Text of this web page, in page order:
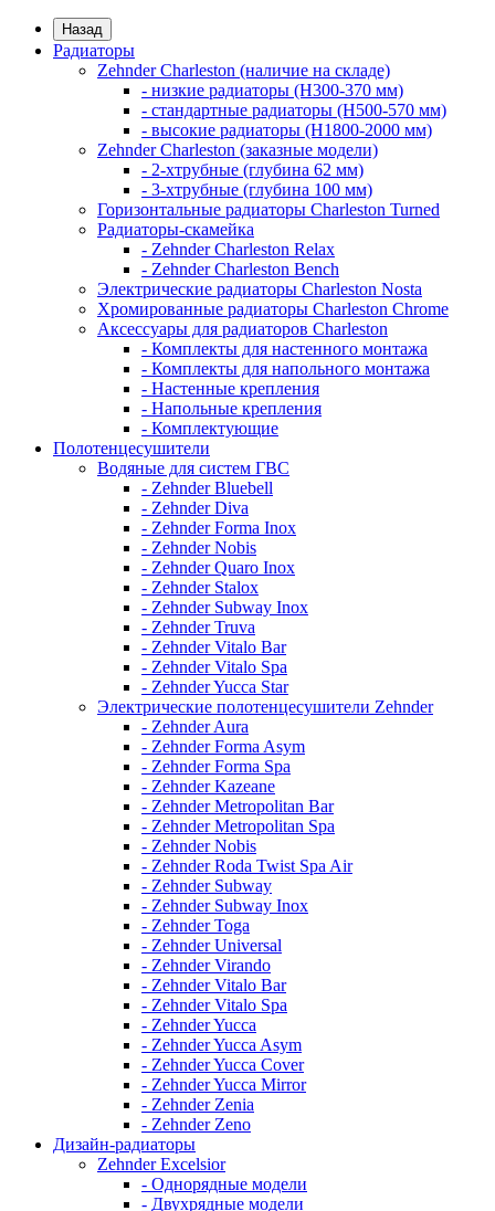
Назад
Радиаторы
Zehnder Charleston (наличие на складе)
- низкие радиаторы (H300-370 мм)
- стандартные радиаторы (H500-570 мм)
- высокие радиаторы (H1800-2000 мм)
Zehnder Charleston (заказные модели)
- 2-хтрубные (глубина 62 мм)
- 3-хтрубные (глубина 100 мм)
Горизонтальные радиаторы Charleston Turned
Радиаторы-скамейка
- Zehnder Charleston Relax
- Zehnder Charleston Bench
Электрические радиаторы Charleston Nosta
Хромированные радиаторы Charleston Chrome
Аксессуары для радиаторов Charleston
- Комплекты для настенного монтажа
- Комплекты для напольного монтажа
- Настенные крепления
- Напольные крепления
- Комплектующие
Полотенцесушители
Водяные для систем ГВС
- Zehnder Bluebell
- Zehnder Diva
- Zehnder Forma Inox
- Zehnder Nobis
- Zehnder Quaro Inox
- Zehnder Stalox
- Zehnder Subway Inox
- Zehnder Truva
- Zehnder Vitalo Bar
- Zehnder Vitalo Spa
- Zehnder Yucca Star
Электрические полотенцесушители Zehnder
- Zehnder Aura
- Zehnder Forma Asym
- Zehnder Forma Spa
- Zehnder Kazeane
- Zehnder Metropolitan Bar
- Zehnder Metropolitan Spa
- Zehnder Nobis
- Zehnder Roda Twist Spa Air
- Zehnder Subway
- Zehnder Subway Inox
- Zehnder Toga
- Zehnder Universal
- Zehnder Virando
- Zehnder Vitalo Bar
- Zehnder Vitalo Spa
- Zehnder Yucca
- Zehnder Yucca Asym
- Zehnder Yucca Cover
- Zehnder Yucca Mirror
- Zehnder Zenia
- Zehnder Zeno
Дизайн-радиаторы
Zehnder Excelsior
- Однорядные модели
- Двухрядные модели